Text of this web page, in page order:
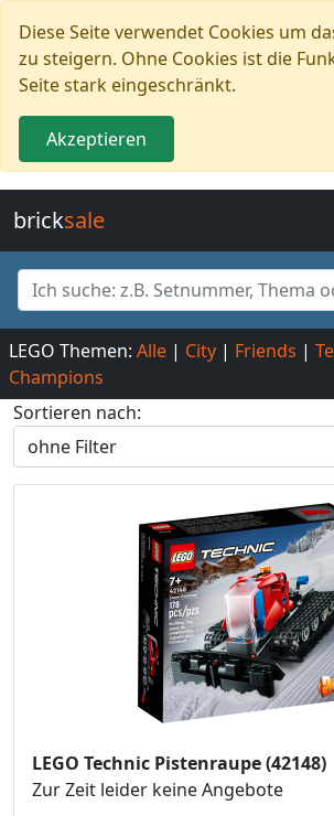
Diese Seite verwendet Cookies um
zu steigern. Ohne Cookies ist die
Seite stark eingeschränkt.
Akzeptieren
bricksale
LEGO Themen: Alle | City | Friends |
Champions
Sortieren nach:
LEGO Technic Pistenraupe (42148)
Zur Zeit leider keine Angebote